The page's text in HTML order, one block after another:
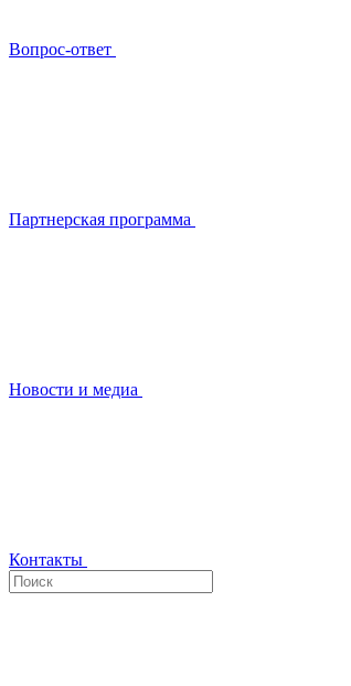
Вопрос-ответ
Партнерская программа
Новости и медиа
Контакты